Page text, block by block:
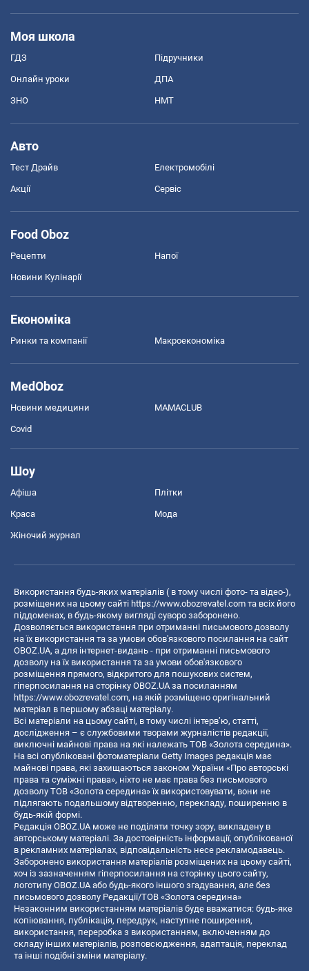
Моя школа
ГДЗ Підручники
Онлайн уроки ДПА
ЗНО НМТ
Авто
Тест Драйв Електромобілі
Акції Сервіс
Food Oboz
Рецепти Напої
Новини Кулінарії
Економіка
Ринки та компанії Макроекономіка
MedOboz
Новини медицини MAMACLUB
Covid
Шоу
Афіша Плітки
Краса Мода
Жіночий журнал
Використання будь-яких матеріалів ( в тому числі фото- та відео-),
розміщених на цьому сайті https://www.obozrevatel.com та всіх його
піддоменах, в будь-якому вигляді суворо заборонено.
Дозволяється використання при отриманні письмового дозволу
на їх використання та за умови обов'язкового посилання на сайт
OBOZ.UA, а для інтернет-видань - при отриманні письмового
дозволу на їх використання та за умови обов'язкового
розміщення прямого, відкритого для пошукових систем,
гіперпосилання на сторінку OBOZ.UA за посиланням
https://www.obozrevatel.com, на якій розміщено оригінальний
матеріал в першому абзаці матеріалу.
Всі матеріали на цьому сайті, в тому числі інтерв’ю, статті,
дослідження – є службовими творами журналістів редакції,
виключні майнові права на які належать ТОВ «Золота середина».
На всі опубліковані фотоматеріали Getty Images редакція має
майнові права, які захищаються законом України «Про авторські
права та суміжні права», ніхто не має права без письмового
дозволу ТОВ «Золота середина» їх використовувати, вони не
підлягають подальшому відтворенню, перекладу, поширенню в
будь-якій формі.
Редакція OBOZ.UA може не поділяти точку зору, викладену в
авторському матеріалі. За достовірність інформації, опублікованої
в рекламних матеріалах, відповідальність несе рекламодавець.
Заборонено використання матеріалів розміщених на цьому сайті,
хоч із зазначенням гіперпосилання на сторінку цього сайту,
логотипу OBOZ.UA або будь-якого іншого згадування, але без
письмового дозволу Редакції/ТОВ «Золота середина»
Незаконним використанням матеріалів буде вважатися: будь-яке
копiювання, публiкацiя, передрук, наступне поширення,
використання, переробка з використанням, включенням до
складу інших матеріалів, розповсюдження, адаптація, переклад
та інші подібні зміни матеріалу.